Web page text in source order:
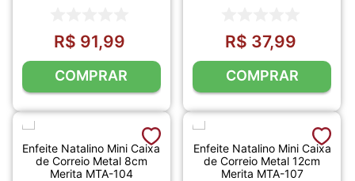
R$ 91,99
COMPRAR
R$ 37,99
COMPRAR
Enfeite Natalino Mini Caixa
de Correio Metal 8cm
Merita MTA-104
Enfeite Natalino Mini Caixa
de Correio Metal 12cm
Merita MTA-107